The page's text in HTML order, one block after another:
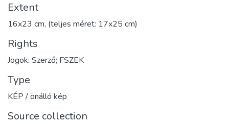
Extent
16x23 cm, (teljes méret: 17x25 cm)
Rights
Jogok: Szerző; FSZEK
Type
KÉP / önálló kép
Source collection